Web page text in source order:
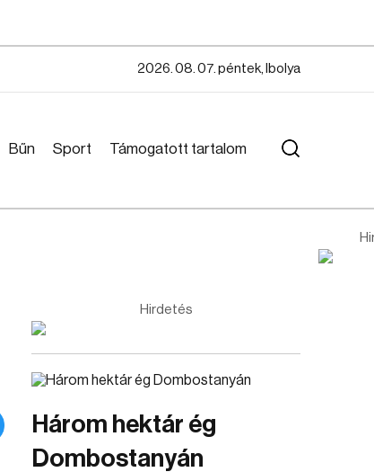
2026. 08. 07. péntek, Ibolya
Bűn Sport Támogatott tartalom
Hirdetés
Három hektár ég
Dombostanyán